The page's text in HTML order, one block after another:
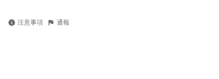
注意事項 通報